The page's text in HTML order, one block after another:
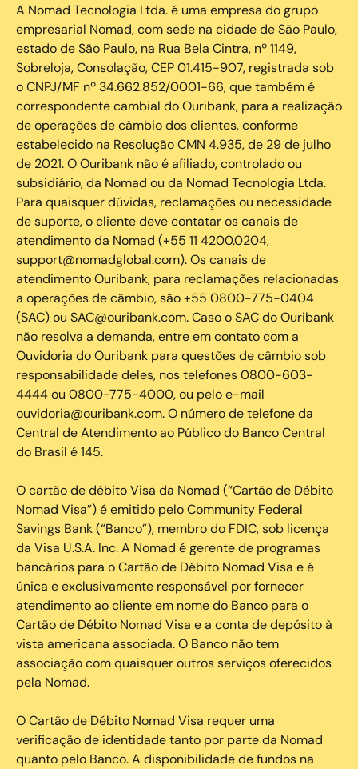
A Nomad Tecnologia Ltda. é uma empresa do grupo
empresarial Nomad, com sede na cidade de São Paulo,
estado de São Paulo, na Rua Bela Cintra, nº 1149,
Sobreloja, Consolação, CEP 01.415-907, registrada sob
o CNPJ/MF nº 34.662.852/0001-66, que também é
correspondente cambial do Ouribank, para a realização
de operações de câmbio dos clientes, conforme
estabelecido na Resolução CMN 4.935, de 29 de julho
de 2021. O Ouribank não é afiliado, controlado ou
subsidiário, da Nomad ou da Nomad Tecnologia Ltda.
Para quaisquer dúvidas, reclamações ou necessidade
de suporte, o cliente deve contatar os canais de
atendimento da Nomad (+55 11 4200.0204,
support@nomadglobal.com). Os canais de
atendimento Ouribank, para reclamações relacionadas
a operações de câmbio, são +55 0800-775-0404
(SAC) ou SAC@ouribank.com. Caso o SAC do Ouribank
não resolva a demanda, entre em contato com a
Ouvidoria do Ouribank para questões de câmbio sob
responsabilidade deles, nos telefones 0800-603-
4444 ou 0800-775-4000, ou pelo e-mail
ouvidoria@ouribank.com. O número de telefone da
Central de Atendimento ao Público do Banco Central
do Brasil é 145.
O cartão de débito Visa da Nomad (“Cartão de Débito
Nomad Visa”) é emitido pelo Community Federal
Savings Bank (“Banco”), membro do FDIC, sob licença
da Visa U.S.A. Inc. A Nomad é gerente de programas
bancários para o Cartão de Débito Nomad Visa e é
única e exclusivamente responsável por fornecer
atendimento ao cliente em nome do Banco para o
Cartão de Débito Nomad Visa e a conta de depósito à
vista americana associada. O Banco não tem
associação com quaisquer outros serviços oferecidos
pela Nomad.
O Cartão de Débito Nomad Visa requer uma
verificação de identidade tanto por parte da Nomad
quanto pelo Banco. A disponibilidade de fundos na